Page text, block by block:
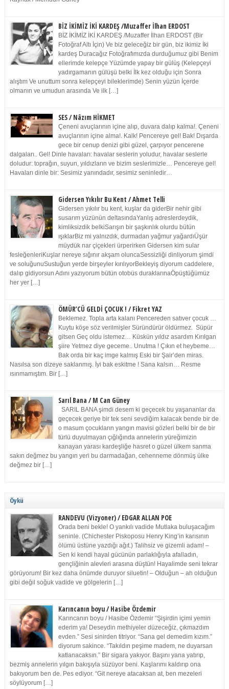
BİZ İKİMİZ İKİ KARDEŞ /Muzaffer İlhan ERDOST
BİZ İKİMİZ İKİ KARDEŞ /Muzaffer İlhan ERDOST (Bir
Fotoğraf Altı İçin) Ve biz geleceğiz bir gün, biz ikimiz İki
kardeş Duracağız Fotoğrafımızda durduğumuz gibi Benim
ellerimde kelepçe Yüzümde yapay bir gülüş (Kelepçeyi
yadırgamanın gülüşü belki İlk kez olduğu için Sonra
alıştım Ve unuttum sonra kelepçeyi bileklerimde) Senin yüzün İçerde
olmanın ve umudun arasında Ve ilk […]
SES / Nâzım HİKMET
Çeneni avuçlarının içine alıp, duvara dalıp kalma!. Çeneni
avuçlarının içine alma!. Kalk! Pencereye gel! Bak! Dışarda
gece bir cenup denizi gibi güzel, çarpıyor pencerene
dalgaları.. Gel! Dinle havaları: havalar seslerin yoludur, havalar seslerle
doludur: toprağın, suyun, yıldızların ve bizim seslerimizle… Pencereye gel!
Havaları dinle bir: Sesimiz yanındadır, sesimiz seninledir…
Gidersen Yıkılır Bu Kent / Ahmet Telli
Gidersen yıkılır bu kent, kuşlar da giderBir nehir gibi
susarım yüzünün deltasındaYanlış adreslerdeydik,
kimliksizdik belkiSarışın bir şaşkınlık olurdu bütün
ışıklarBiz mi yalnızdık, durmadan yağmur yağardıÜşür
müydük nar çiçekleri ürperirken Gidersen kim sular
fesleğenleriKuşlar nereye sığınır akşam oluncaSessizliği dinliyorum şimdi
ve soluğunuSustuğun yerde birşeyler kırılıyorBekleyiş diyorum caddelere,
dalıp gidiyorsun Adını yazıyorum bütün otobüs duraklarınaÖpüştüğümüz
her yer […]
ÖMÜR’CÜ GELDİ ÇOCUK ! / Fikret YAZ
Beklemez. Topla arta kalanı Pencereden satıver çocuk …
Kuytu köşe söz verilmişler Süründürür öldürmez. Süpür
gitsen Geç oldu istemez… Küskün yıldız asardım Kırılgan
şiire Yetmez diye geceme.. Unutma ! Çıkın et heybeme…
Bak orda bir kaç imge kalmış Eski bir Şair’den miras.
Nasılsa son dizeye saklanmış. İyi bak eskitme ! Sana kalsın… Resme
ısınmamıştım. Bir […]
Sarıl Bana / M Can Güney
SARIL BANA şimdi desem ki geçecek bu yaşananlar da
geçecek geriye bir tek seni sevdiğim kalacak bende bir de
o masum çocukların yangın mavisi gözleri belki bir de bir
türlü duyulmayan çığlığında annelerin yüreğimizin
kanayan yarası kardeşliğe hasret o güzel ülkem sanma
sakın değmez bu yangın yeri bu darmadağan, cehenneme dönmüş ülke
değmez bir […]
Öykü
RANDEVU (Vizyoner) / EDGAR ALLAN POE
Orada beni bekle! O yankılı vadide Mutlaka buluşacağım
seninle. (Chichester Piskoposu Henry King’in karısının
ölümü üstüne yazdığı ağıt.) Talihsiz ve gizemli adam! –
Sen ki kendi hayal gücünün parlaklığıyla afalladın,
gençliğinin alevleri arasına düştün! Hayalimde seni tekrar
görüyorum! Bir kez daha önümde duruyor siluetin! – Olduğun – ah olduğun
gibi değil soğuk vadide ve gölgelerin […]
Karıncanın boyu / Hasibe Özdemir
Karıncanın boyu / Hasibe Özdemir “Şişirdin içimi yemin
ederim ya! Deseydin methiyeler düzeceğiz, çıkmazdım
evden.” Sesi sinirden titriyor. “Sana gel demedim kızım.”
diyorum sakince. “Takıldın peşime madem, ne duyarsan
katlanacaksın.” Bir sigara yakıyor. Başını yana yatırıp,
bezmiş annelerin yılgın bakışıyla süzüyor beni. Kaşlarımı kaldırıp ona
bakıyorum ben de. Pes ediyor. “Git nereye atacaksan at, ben mezeleri
söylüyorum […]